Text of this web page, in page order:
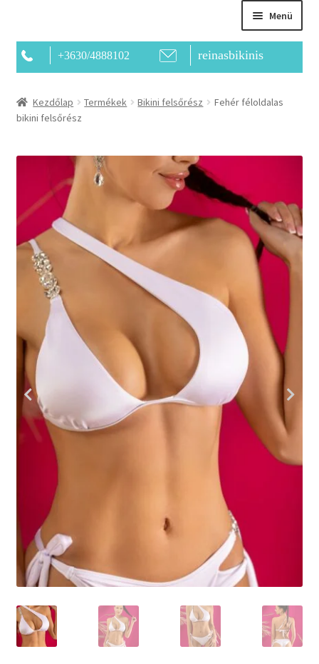
Menü
Bemutatkozás
Termékek
Kosár
+3630/4888102 reinasbikinis
Kezdőlap Termékek Bikini felsőrész
Fehér féloldalas
bikini felsőrész